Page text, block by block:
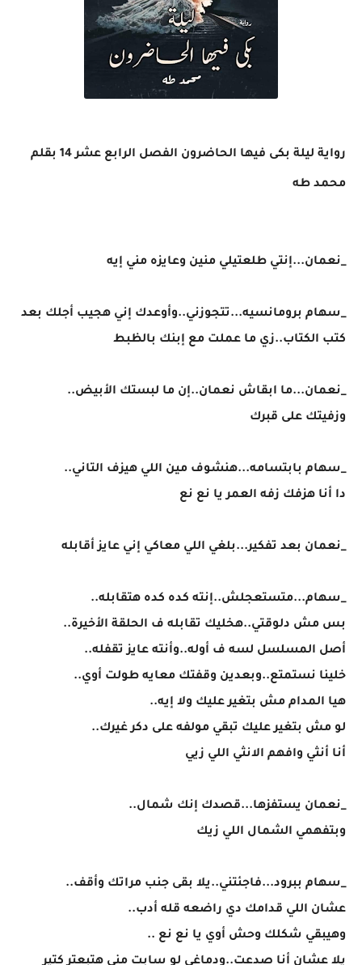
رواية ليلة بكى فيها الحاضرون الفصل الرابع عشر 14 بقلم
محمد طه
_نعمان...إنتي طلعتيلي منين وعايزه مني إيه
_سهام برومانسيه...تتجوزني..وأوعدك إني هجيب أجلك بعد
كتب الكتاب..زي ما عملت مع إبنك بالظبط
_نعمان...ما ابقاش نعمان..إن ما لبستك الأبيض..
وزفيتك على قبرك
_سهام بابتسامه...هنشوف مين اللي هيزف التاني..
دا أنا هزفك زفه العمر يا نع نع
_نعمان بعد تفكير...بلغي اللي معاكي إني عايز أقابله
_سهام...متستعجلش..إنته كده كده هتقابله..
بس مش دلوقتي..هخليك تقابله ف الحلقة الأخيرة..
أصل المسلسل لسه ف أوله..وأنته عايز تقفله..
خلينا نستمتع..وبعدين وقفتك معايه طولت أوي..
هيا المدام مش بتغير عليك ولا إيه..
لو مش بتغير عليك تبقي مولفه على دكر غيرك..
أنا أنثي وافهم الانثي اللي زيي
_نعمان يستفزها...قصدك إنك شمال..
وبتفهمي الشمال اللي زيك
_سهام ببرود...فاجئتني..يلا بقى جنب مراتك وأقف..
عشان اللي قدامك دي راضعه قله أدب..
وهيبقي شكلك وحش أوي يا نع نع ..
يلا عشان أنا صدعت..ودماغي لو سابت مني هتبعتر كتير